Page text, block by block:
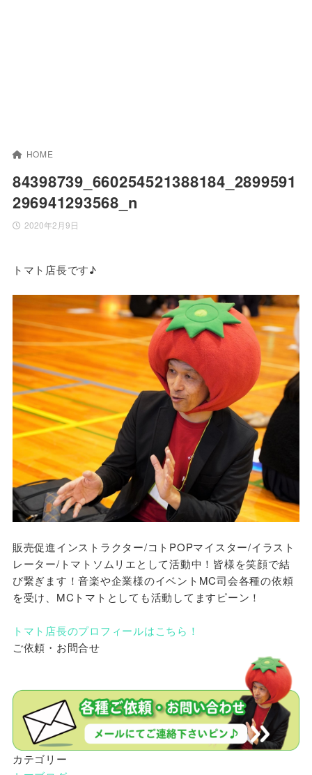
HOME
84398739_660254521388184_2899591
296941293568_n
2020年2月9日
トマト店長です♪
販売促進インストラクター/コトPOPマイスター/イラスト
レーター/トマトソムリエとして活動中！皆様を笑顔で結
び繋ぎます！音楽や企業様のイベントMC司会各種の依頼
を受け、MCトマトとしても活動してますピーン！
トマト店長のプロフィールはこちら！
ご依頼・お問合せ
カテゴリー